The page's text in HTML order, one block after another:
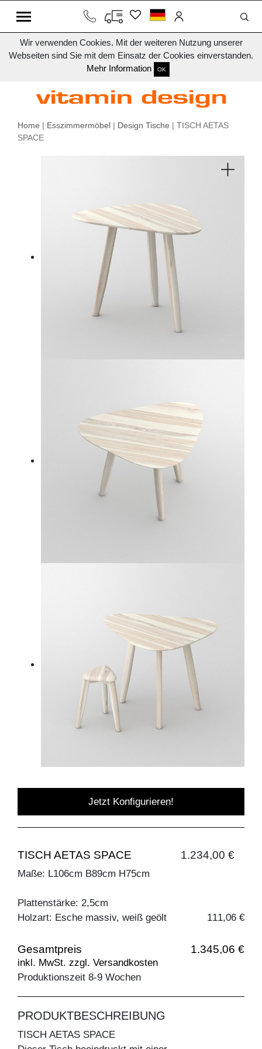
Wir verwenden Cookies. Mit der weiteren Nutzung unserer
Webseiten sind Sie mit dem Einsatz der Cookies einverstanden.
Mehr Information
OK
Home | Esszimmermöbel | Design Tische | TISCH AETAS
SPACE
Jetzt Konfigurieren!
TISCH AETAS SPACE 1.234,00 €
Maße: L106cm B89cm H75cm
Plattenstärke: 2,5cm
Holzart: Esche massiv, weiß geölt
111,06 €
Gesamtpreis 1.345,06 €
inkl. MwSt. zzgl. Versandkosten
Produktionszeit 8-9 Wochen
PRODUKTBESCHREIBUNG
TISCH AETAS SPACE